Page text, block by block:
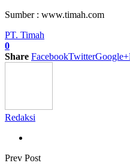
Sumber : www.timah.com
PT. Timah
0
Share FacebookTwitterGoogle+
Redaksi
Prev Post